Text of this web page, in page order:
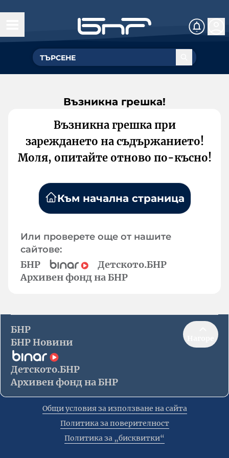
Възникна грешка!
Възникна грешка при
зареждането на съдържанието!
Моля, опитайте отново по-късно!
Към начална страница
Или проверете още от нашите
сайтове:
БНР
Детското.БНР
Архивен фонд на БНР
БНР
БНР Новини
Детското.БНР
Архивен фонд на БНР
Общи условия за използване на сайта
Политика за поверителност
Политика за „бисквитки“